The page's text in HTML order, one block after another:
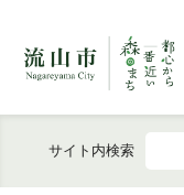
サイト内検索